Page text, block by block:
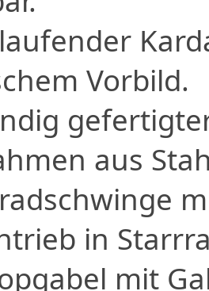
Vorbild.
aus
in
mit